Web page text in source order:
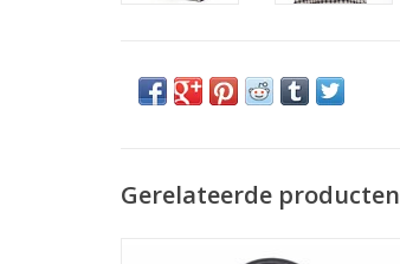
Gerelateerde producten